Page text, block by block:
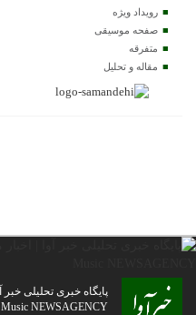
رویداد ویژه
صفحه موسیقی
متفرقه
مقاله و تحلیل
Music NEWSAGENCY